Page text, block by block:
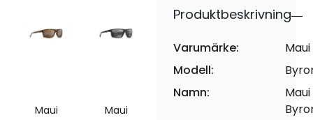
Maui
Maui
Produktbeskrivning
Varumärke:
Modell:
Namn: